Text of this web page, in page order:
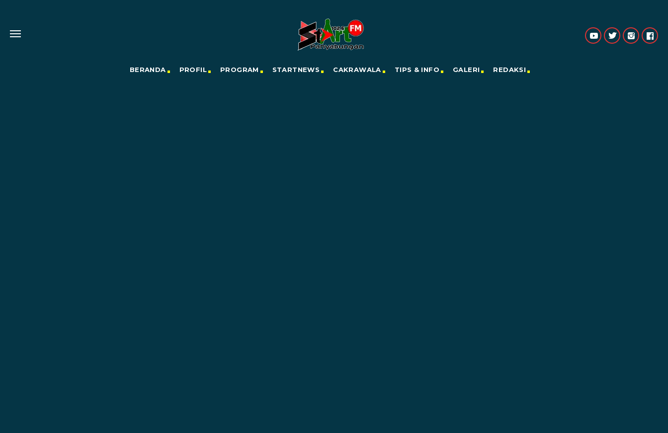
BERANDA PROFIL PROGRAM STARTNEWS CAKRAWALA TIPS & INFO GALERI REDAKSI